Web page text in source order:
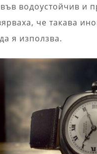
водоустойчив и
че такава
я използва.